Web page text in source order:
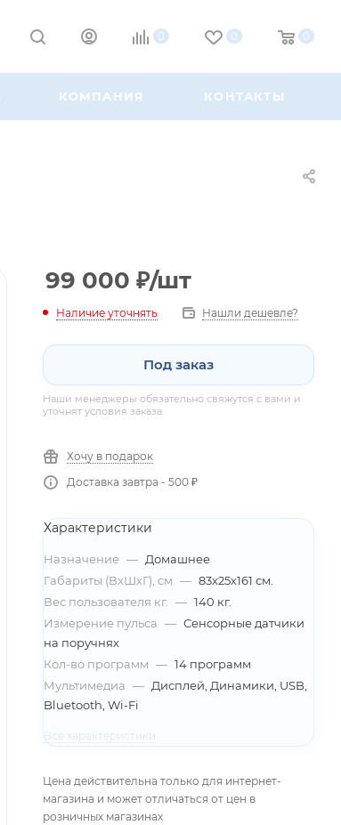
0 0 0
КОМПАНИЯ КОНТАКТЫ
99 000 ₽/шт
Наличие уточнять Нашли дешевле?
Под заказ
Наши менеджеры обязательно свяжутся с вами и
уточнят условия заказа
Хочу в подарок
Доставка завтра - 500 ₽
Характеристики
Назначение — Домашнее
Габариты (ВхШхГ), см — 83х25х161 см.
Вес пользователя кг.
— 140 кг.
Измерение пульса — Сенсорные датчики
на поручнях
Кол-во программ — 14 программ
Мультимедиа — Дисплей, Динамики, USB,
Bluetooth, Wi-Fi
Все характеристики
Цена действительна только для интернет-
магазина и может отличаться от цен в
розничных магазинах